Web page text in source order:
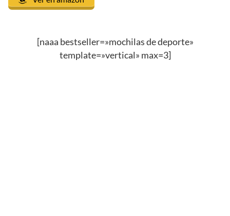
[naaa bestseller=»mochilas de deporte»
template=»vertical» max=3]